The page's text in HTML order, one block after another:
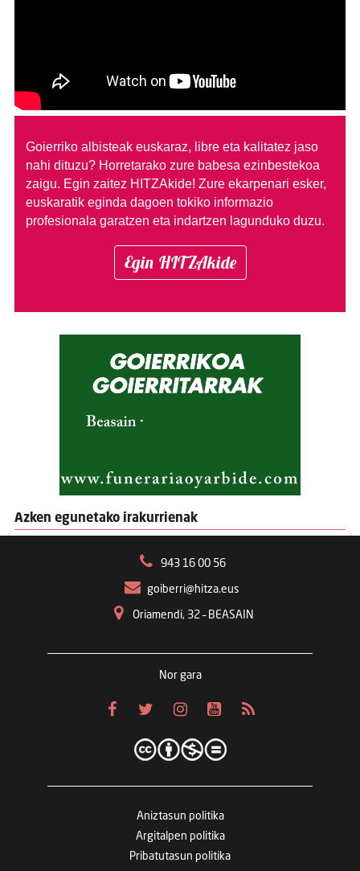
Goierriko albisteak euskaraz, libre eta kalitatez jaso
nahi dituzu? Horretarako zure babesa ezinbestekoa
zaigu. Egin zaitez HITZAkide! Zure ekarpenari esker,
euskaratik eginda dagoen tokiko informazio
profesionala garatzen eta indartzen lagunduko duzu.
Egin HITZAkide
Azken egunetako irakurrienak
943 16 00 56
goiberri@hitza.eus
Oriamendi, 32 – BEASAIN
Nor gara
Aniztasun politika
Argitalpen politika
Pribatutasun politika